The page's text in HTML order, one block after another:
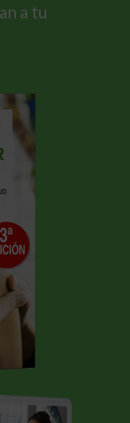
a tu